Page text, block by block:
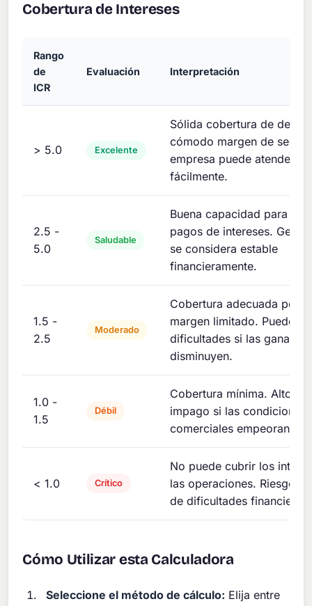
Cobertura de Intereses
Rango
de
ICR
Evaluación Interpretación
> 5.0 Excelente
Sólida cobertura de
cómodo margen de
empresa puede atender la
fácilmente.
2.5 -
5.0
Saludable
Buena capacidad para
pagos de intereses.
se considera estable
financieramente.
1.5 -
2.5
Moderado
Cobertura adecuada pero
margen limitado. Puede
dificultades si las
disminuyen.
1.0 -
1.5
Débil
Cobertura mínima. Alto
impago si las condiciones
comerciales empeoran.
< 1.0 Crítico
No puede cubrir los
las operaciones. Riesgo
de dificultades financieras.
Cómo Utilizar esta Calculadora
Seleccione el método de cálculo: Elija entre